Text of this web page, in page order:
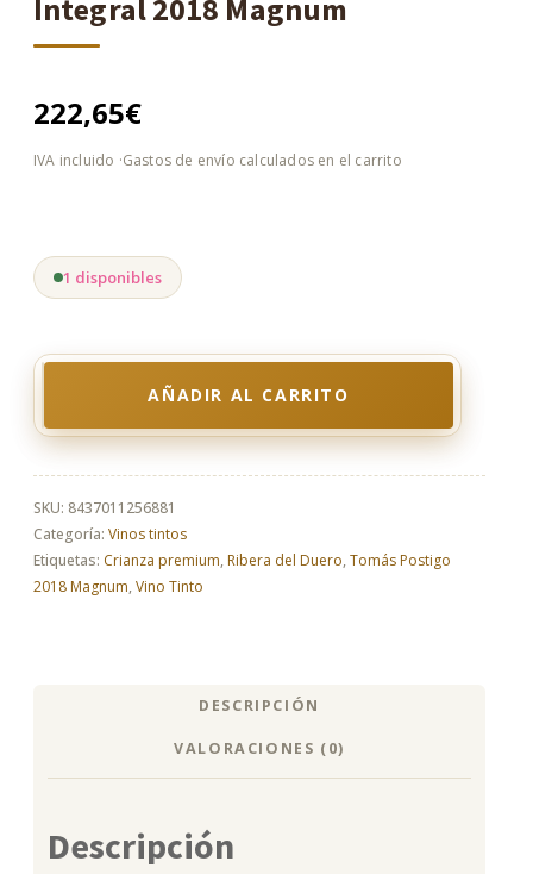
Integral 2018 Magnum
222,65€
1 disponibles
Postigo
2018
Magnum
cantidad
AÑADIR AL CARRITO
SKU: 8437011256881
Categoría: Vinos tintos
Etiquetas: Crianza premium, Ribera del Duero,Tomás Postigo
2018 Magnum,Vino Tinto
DESCRIPCIÓN
VALORACIONES (0)
Descripción